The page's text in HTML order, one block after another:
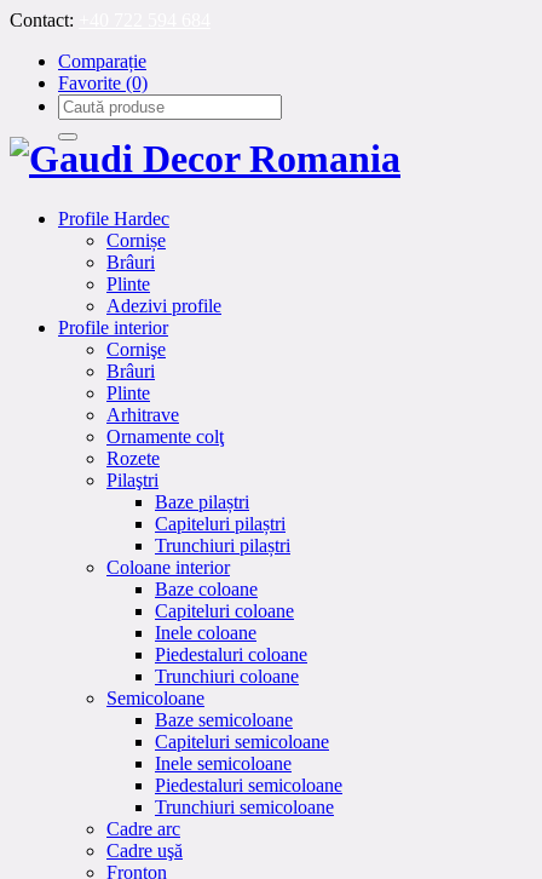
Contact:
Comparație
Favorite (0)
Profile Hardec
Cornișe
Brâuri
Plinte
Adezivi profile
Profile interior
Cornişe
Brâuri
Plinte
Arhitrave
Ornamente colţ
Rozete
Pilaştri
Baze pilaștri
Capiteluri pilaștri
Trunchiuri pilaștri
Coloane interior
Baze coloane
Capiteluri coloane
Inele coloane
Piedestaluri coloane
Trunchiuri coloane
Semicoloane
Baze semicoloane
Capiteluri semicoloane
Inele semicoloane
Piedestaluri semicoloane
Trunchiuri semicoloane
Cadre arc
Cadre uşă
Fronton